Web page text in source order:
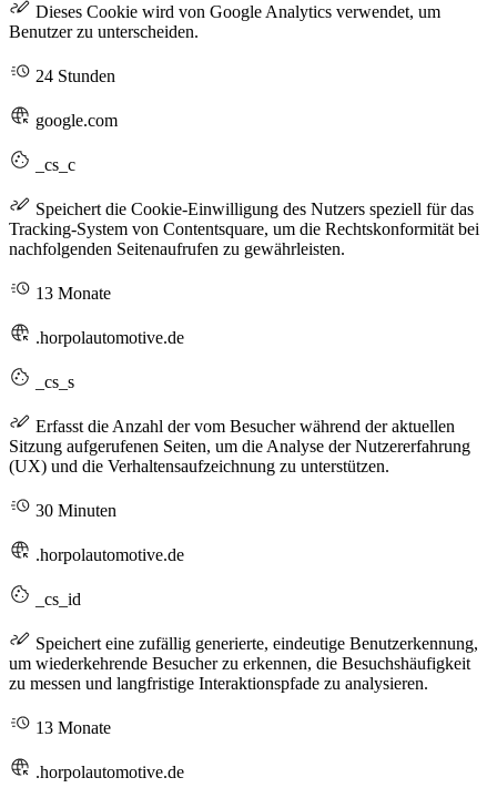
Dieses Cookie wird von Google Analytics verwendet, um
Benutzer zu unterscheiden.
24 Stunden
google.com
_cs_c
Speichert die Cookie-Einwilligung des Nutzers speziell für das
Tracking-System von Contentsquare, um die Rechtskonformität bei
nachfolgenden Seitenaufrufen zu gewährleisten.
13 Monate
.horpolautomotive.de
_cs_s
Erfasst die Anzahl der vom Besucher während der aktuellen
Sitzung aufgerufenen Seiten, um die Analyse der Nutzererfahrung
(UX) und die Verhaltensaufzeichnung zu unterstützen.
30 Minuten
.horpolautomotive.de
_cs_id
Speichert eine zufällig generierte, eindeutige Benutzerkennung,
um wiederkehrende Besucher zu erkennen, die Besuchshäufigkeit
zu messen und langfristige Interaktionspfade zu analysieren.
13 Monate
.horpolautomotive.de